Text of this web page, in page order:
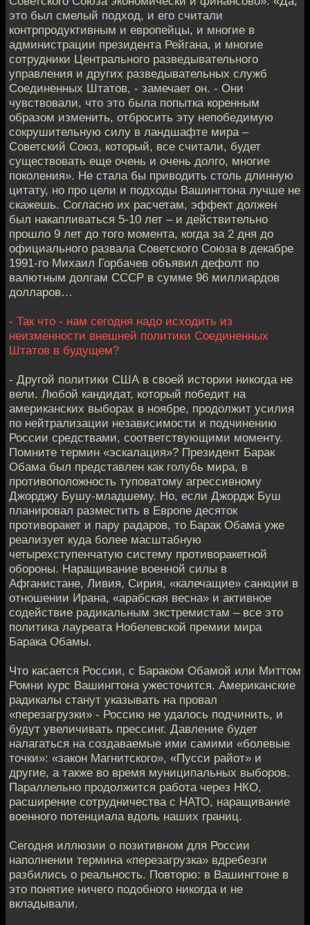
это был смелый подход, и его считали
контрпродуктивным и европейцы, и многие в
администрации президента Рейгана, и многие
сотрудники Центрального разведывательного
управления и других разведывательных служб
Соединенных Штатов, - замечает он. - Они
чувствовали, что это была попытка коренным
образом изменить, отбросить эту непобедимую
сокрушительную силу в ландшафте мира –
Советский Союз, который, все считали, будет
существовать еще очень и очень долго, многие
поколения». Не стала бы приводить столь длинную
цитату, но про цели и подходы Вашингтона лучше не
скажешь. Согласно их расчетам, эффект должен
был накапливаться 5-10 лет – и действительно
прошло 9 лет до того момента, когда за 2 дня до
официального развала Советского Союза в декабре
1991-го Михаил Горбачев объявил дефолт по
валютным долгам СССР в сумме 96 миллиардов
долларов…
- Так что - нам сегодня надо исходить из
неизменности внешней политики Соединенных
Штатов в будущем?
- Другой политики США в своей истории никогда не
вели. Любой кандидат, который победит на
американских выборах в ноябре, продолжит усилия
по нейтрализации независимости и подчинению
России средствами, соответствующими моменту.
Помните термин «эскалация»? Президент Барак
Обама был представлен как голубь мира, в
противоположность туповатому агрессивному
Джорджу Бушу-младшему. Но, если Джордж Буш
планировал разместить в Европе десяток
противоракет и пару радаров, то Барак Обама уже
реализует куда более масштабную
четырехступенчатую систему противоракетной
обороны. Наращивание военной силы в
Афганистане, Ливия, Сирия, «калечащие» санкции в
отношении Ирана, «арабская весна» и активное
содействие радикальным экстремистам – все это
политика лауреата Нобелевской премии мира
Барака Обамы.
Что касается России, с Бараком Обамой или Миттом
Ромни курс Вашингтона ужесточится. Американские
радикалы станут указывать на провал
«перезагрузки» - Россию не удалось подчинить, и
будут увеличивать прессинг. Давление будет
налагаться на создаваемые ими самими «болевые
точки»: «закон Магнитского», «Пусси райот» и
другие, а также во время муниципальных выборов.
Параллельно продолжится работа через НКО,
расширение сотрудничества с НАТО, наращивание
военного потенциала вдоль наших границ.
Сегодня иллюзии о позитивном для России
наполнении термина «перезагрузка» вдребезги
разбились о реальность. Повторю: в Вашингтоне в
это понятие ничего подобного никогда и не
вкладывали.